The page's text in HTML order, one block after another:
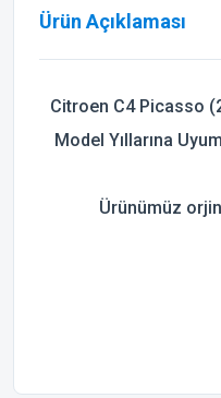
Ürün Açıklaması
Citroen C4 Picasso
Model Yıllarına
Ürünümüz